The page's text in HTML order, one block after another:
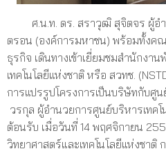
ศ.น.ท. ดร. สราวุฒิ สุจิตจร ผู้อำ
ตรอน (องค์การมหาชน) พร้อมทั้ง
ธุรกิจ เดินทางเข้าเยี่ยมชมสำนักงา
เทคโนโลยีแห่งชาติ หรือ สวทช.
การแปรรูปโครงการเป็นบริษัทกับศู
วรกุล ผู้อำนวยการศูนย์บริหารเทค
ต้อนรับ เมื่อวันที่ 14 พฤศจิกายน
วิทยาศาสตร์และเทคโนโลยีแห่งชาติ